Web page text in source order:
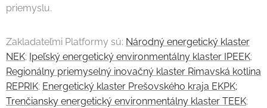
priemyslu.
Zakladateľmi Platformy sú: Národný energetický klaster
NEK; Ipeľský energetický environmentálny klaster IPEEK;
Regionálny priemyselný inovačný klaster Rimavská kotlina
REPRIK; Energetický klaster Prešovského kraja EKPK;
Trenčiansky energetický environmentálny klaster TEEK;